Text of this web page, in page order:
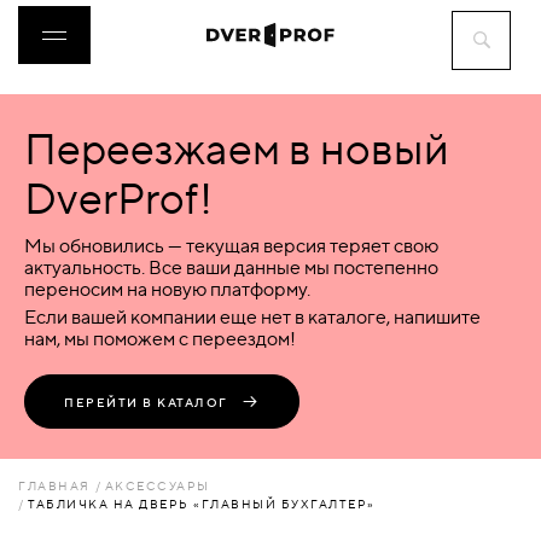
ДВЕРИ
ФУРНИТУРА
ВОРОТА
ПЕРЕГОРОДКИ
Переезжаем в новый
DverProf!
Мы обновились — текущая версия теряет свою
актуальность. Все ваши данные мы постепенно
переносим на новую платформу.
Если вашей компании еще нет в каталоге, напишите
нам, мы поможем с переездом!
ПЕРЕЙТИ В КАТАЛОГ
ГЛАВНАЯ
АКСЕССУАРЫ
ТАБЛИЧКА НА ДВЕРЬ «ГЛАВНЫЙ БУХГАЛТЕР»